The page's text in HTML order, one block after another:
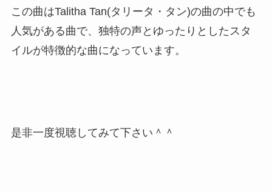
この曲はTalitha Tan(タリータ・タン)の曲の中でも
人気がある曲で、独特の声とゆったりとしたスタ
イルが特徴的な曲になっています。
是非一度視聴してみて下さい＾＾